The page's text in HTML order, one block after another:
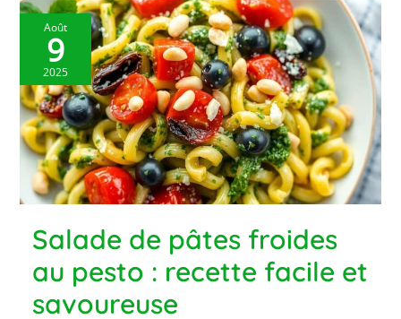
Août
9
2025
Salade de pâtes froides
au pesto : recette facile et
savoureuse